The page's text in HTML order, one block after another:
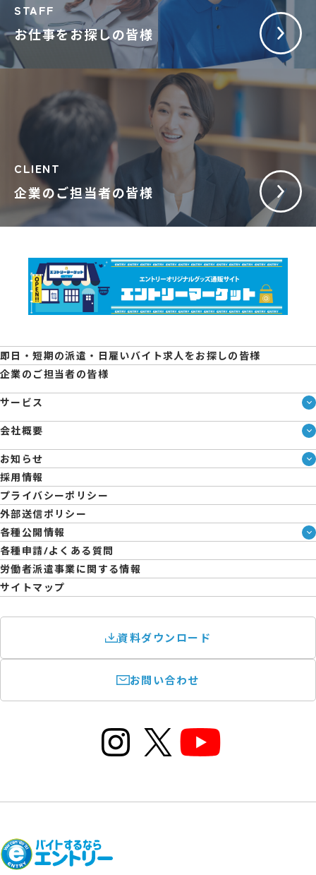
お仕事をお探しの皆様
STAFF
企業のご担当者の皆様
CLIENT
即日・短期の派遣・日雇いバイト求人をお探しの皆様
企業のご担当者の皆様
サービス
サービス一覧
即日・単発のバイト探しは「スマジョブ」
シェアジョブ農業
エントリーマーケット
会社概要
会社概要
メディア情報
人材派遣について
コーポレートガバナンス
拠点一覧
日雇派遣の原則禁止について
エントリーのサポートについて
お知らせ
ブログ
企業様向けお役立ちブログ
採用情報
プライバシーポリシー
外部送信ポリシー
各種公開情報
ハラスメント防止・対策方針
育児休業取得率および職場復帰率報告書
各種申請/よくある質問
労働者派遣事業に関する情報
サイトマップ
資料ダウンロード
お問い合わせ